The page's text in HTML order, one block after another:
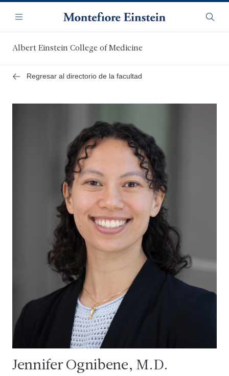
contenido
principal
Navegación
Menú
Albert Einstein College of Medicine
Regresar al directorio de la facultad
Jennifer Ognibene, M.D.